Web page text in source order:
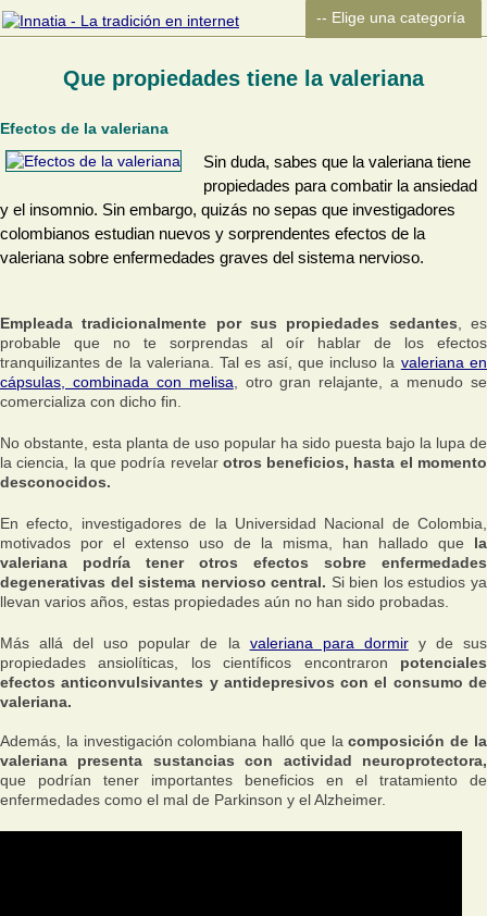
Que propiedades tiene la valeriana
Efectos de la valeriana
Sin duda, sabes que la valeriana tiene
propiedades para combatir la ansiedad
y el insomnio. Sin embargo, quizás no sepas que investigadores
colombianos estudian nuevos y sorprendentes efectos de la
valeriana sobre enfermedades graves del sistema nervioso.
Empleada tradicionalmente por sus propiedades sedantes , es
probable que no te sorprendas al oír hablar de los efectos
tranquilizantes de la valeriana. Tal es así, que incluso la valeriana en
cápsulas, combinada con melisa , otro gran relajante, a menudo se
comercializa con dicho fin.
No obstante, esta planta de uso popular ha sido puesta bajo la lupa de
la ciencia, la que podría revelar otros beneficios, hasta el momento
desconocidos.
En efecto, investigadores de la Universidad Nacional de Colombia,
motivados por el extenso uso de la misma, han hallado que la
valeriana podría tener otros efectos sobre enfermedades
degenerativas del sistema nervioso central. Si bien los estudios ya
llevan varios años, estas propiedades aún no han sido probadas.
Más allá del uso popular de la valeriana para dormiry de sus
propiedades ansiolíticas, los científicos encontraron potenciales
efectos anticonvulsivantes y antidepresivos con el consumo de
valeriana.
Además, la investigación colombiana halló que lacomposición de la
valeriana presenta sustancias con actividad neuroprotectora,
que podrían tener importantes beneficios en el tratamiento de
enfermedades como el mal de Parkinson y el Alzheimer.